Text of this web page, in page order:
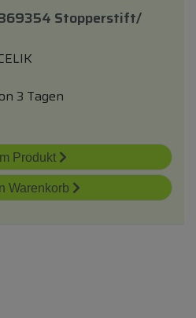
Stopperstift/
3 Tagen
Produkt
Warenkorb